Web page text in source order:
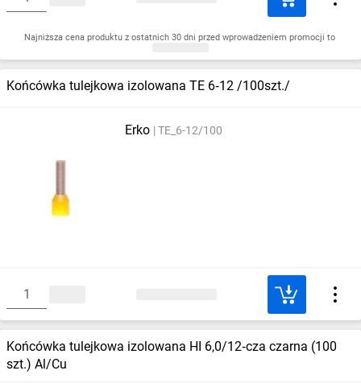
Najniższa cena produktu z ostatnich 30 dni przed wprowadzeniem promocji to
Końcówka tulejkowa izolowana TE 6‑12 /100szt./
Erko TE_6-12/100
Końcówka tulejkowa izolowana HI 6,0/12‑cza czarna (100
szt.) Al/Cu